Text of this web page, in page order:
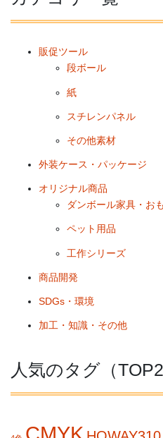
販促ツール
段ボール
紙
スチレンパネル
その他素材
外装ケース・パッケージ
オリジナル商品
ダンボール家具・お
ペット用品
工作シリーズ
商品開発
SDGs・環境
加工・知識・その他
人気のタグ（